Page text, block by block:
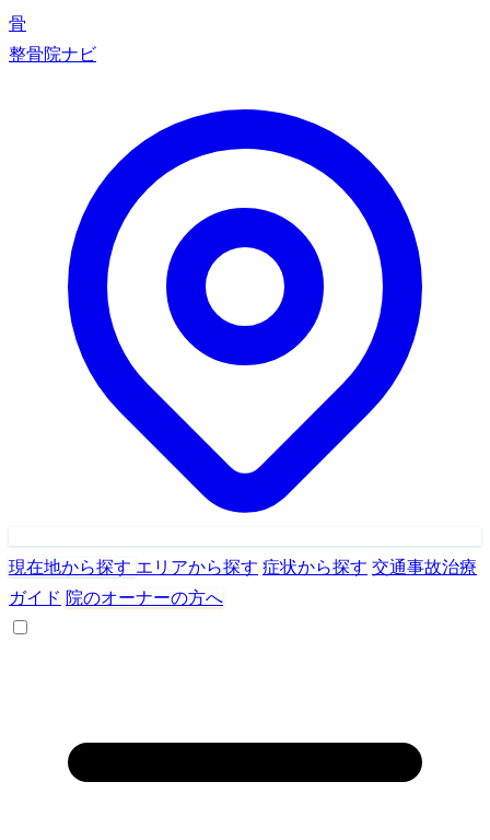
骨
整骨院ナビ
現在地から探す エリアから探す 症状から探す 交通事故治療
ガイド 院のオーナーの方へ